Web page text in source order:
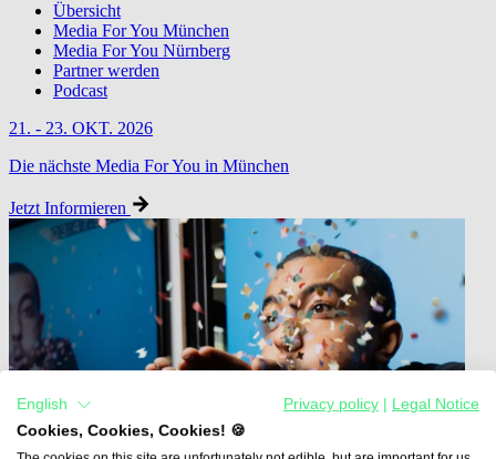
Übersicht
Media For You München
Media For You Nürnberg
Partner werden
Podcast
21. - 23. OKT. 2026
Die nächste Media For You in München
Jetzt Informieren
English Privacy policy
Legal Notice
Cookies, Cookies, Cookies! 🍪